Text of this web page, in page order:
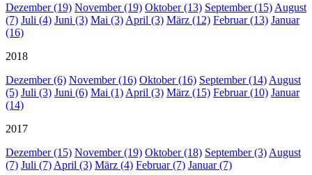
Dezember (19) November (19) Oktober (13) September (15) August
(7) Juli (4) Juni (3) Mai (3) April (3) März (12) Februar (13) Januar
(16)
2018
Dezember (6) November (16) Oktober (16) September (14) August
(5) Juli (3) Juni (6) Mai (1) April (3) März (15) Februar (10) Januar
(14)
2017
Dezember (15) November (19) Oktober (18) September (3) August
(7) Juli (7) April (3) März (4) Februar (7) Januar (7)